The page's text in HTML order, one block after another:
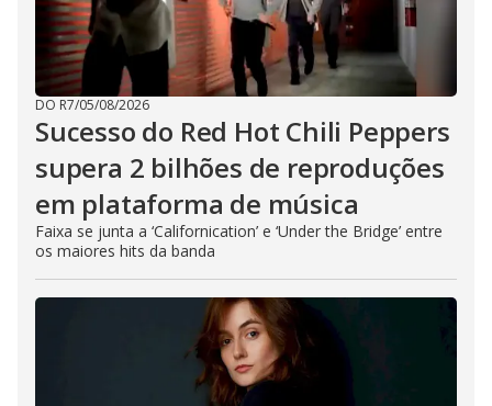
DO R7/05/08/2026
Sucesso do Red Hot Chili Peppers
supera 2 bilhões de reproduções
em plataforma de música
Faixa se junta a ‘Californication’ e ‘Under the Bridge’ entre
os maiores hits da banda